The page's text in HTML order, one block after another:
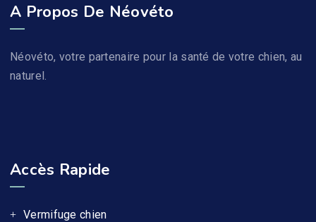
A Propos De Néovéto
Néovéto, votre partenaire pour la santé de votre chien, au
naturel.
Accès Rapide
Vermifuge chien